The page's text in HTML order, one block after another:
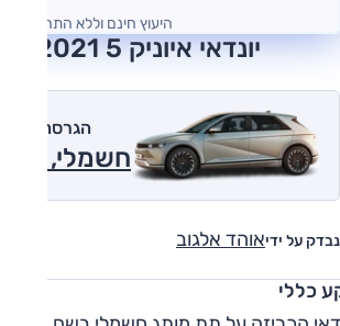
היעוץ חינם וללא התחייבות
יונדאי איוניק 5 2021 חוות דעת
נבדק על ידיאוהד אלגוב
הגרסה
חשמלי, Prestige 2021
כללי